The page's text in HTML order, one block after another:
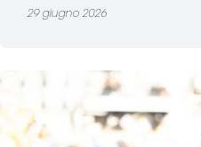
29 giugno 2026